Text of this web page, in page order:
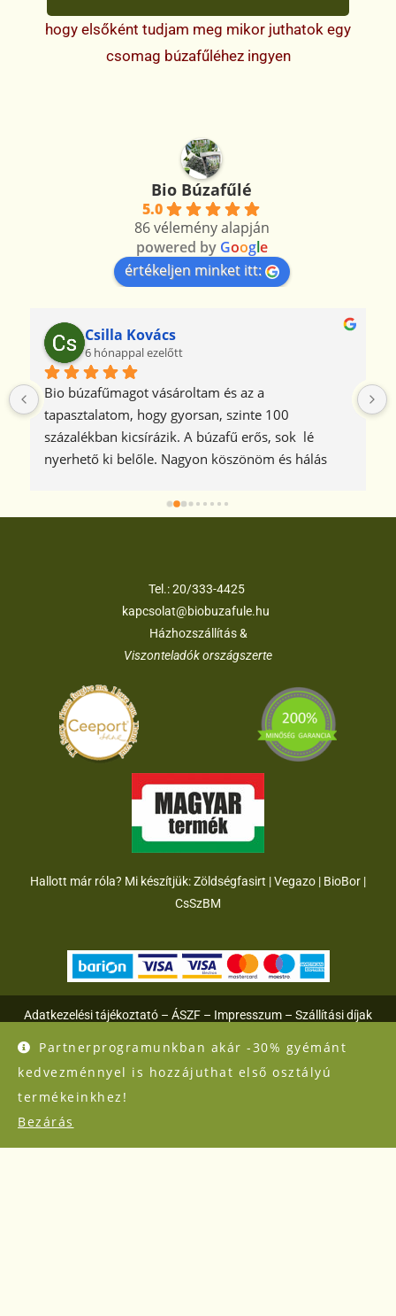
Partnerprogramunkban akár -30% gyémánt
kedvezménnyel is hozzájuthat első osztályú
termékeinkhez!
Bezárás
hogy elsőként tudjam meg mikor juthatok egy
csomag búzafűléhez ingyen
Bio Búzafűlé
5.0
86 vélemény alapján
powered by Google
értékeljen minket itt:
Csilla Kovács
6 hónappal ezelőtt
Bio búzafűmagot vásároltam és az a
tapasztalatom, hogy gyorsan, szinte 100
százalékban kicsírázik. A búzafű erős, sok  lé
nyerhető ki belőle. Nagyon köszönöm és hálás
búzafűmagot Önöktől vásárolhatom meg.
Tel.:20/333-4425
kapcsolat@biobuzafule.hu
Házhozszállítás &
Viszonteladók országszerte
Hallott már róla? Mi készítjük:Zöldségfasirt |Vegazo | BioBor |
CsSzBM
Adatkezelési tájékoztató – ÁSZF – Impresszum – Szállítási díjak
Hárs Péter